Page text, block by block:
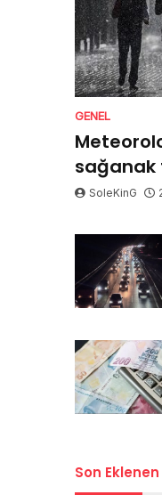
GENEL
sağanak
SoleKinG
Son